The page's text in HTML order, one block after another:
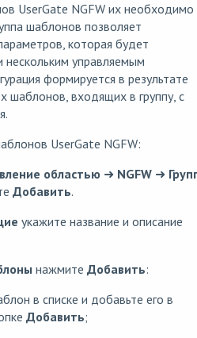
UserGate NGFW их необходимо
шаблонов позволяет
которая будет
управляемым
формируется в результате
шаблонов, входящих в группу, с
UserGate NGFW:
областью ➜ NGFW ➜
Добавить.
укажите название и описание
нажмите Добавить:
в списке и добавьте его в
Добавить;